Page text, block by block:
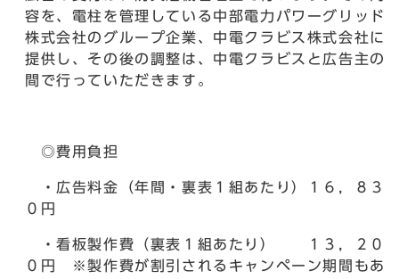
容を、電柱を管理している中部電力パワーグリッド
株式会社のグループ企業、中電クラビス株式会社に
提供し、その後の調整は、中電クラビスと広告主の
間で行っていただきます。
◎費用負担
・広告料金（年間・裏表１組あたり）１６，８３
０円
・看板製作費（裏表１組あたり） １３，２０
０円 ※製作費が割引されるキャンペーン期間もあ